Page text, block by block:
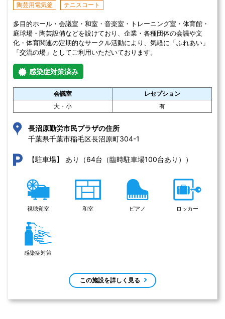
陶芸用電気釜
テニスコート
多目的ホール・会議室・和室・音楽室・トレーニング室・体育館・
庭球場・陶芸設備などを設けており、企業・各種団体の会議や文
化・体育関連の定期的なサークル活動により、気軽に「ふれあい」
「交流の場」としてご利用いただいております。
感染症対策済み
会議室
レセプション
大・小
有
長沼原勤労市民プラザの住所
千葉県千葉市稲毛区長沼原町304-1
【駐車場】 あり（64台（臨時駐車場100台あり））
視聴覚室 和室 ピアノ ロッカー
感染症対策
この施設を詳しく見る